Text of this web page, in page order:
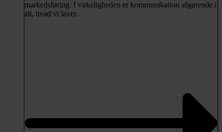
markedsføring. I virkeligheden er kommunikation afgørende i
alt, hvad vi laver.